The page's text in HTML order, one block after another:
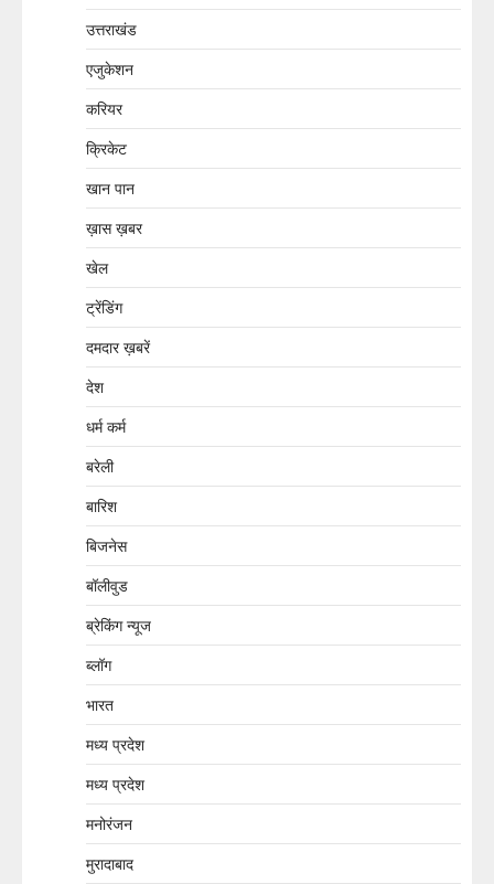
उत्तराखंड
एजुकेशन
करियर
क्रिकेट
खान पान
ख़ास ख़बर
खेल
ट्रेंडिंग
दमदार ख़बरें
देश
धर्म कर्म
बरेली
बारिश
बिजनेस
बॉलीवुड
ब्रेकिंग न्यूज
ब्लॉग
भारत
मध्य प्रदेश
मध्य प्रदेश
मनोरंजन
मुरादाबाद